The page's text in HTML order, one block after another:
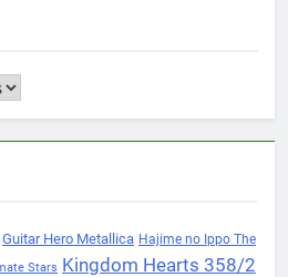
Guitar Hero Metallica Hajime no Ippo The
Stars Kingdom Hearts 358/2